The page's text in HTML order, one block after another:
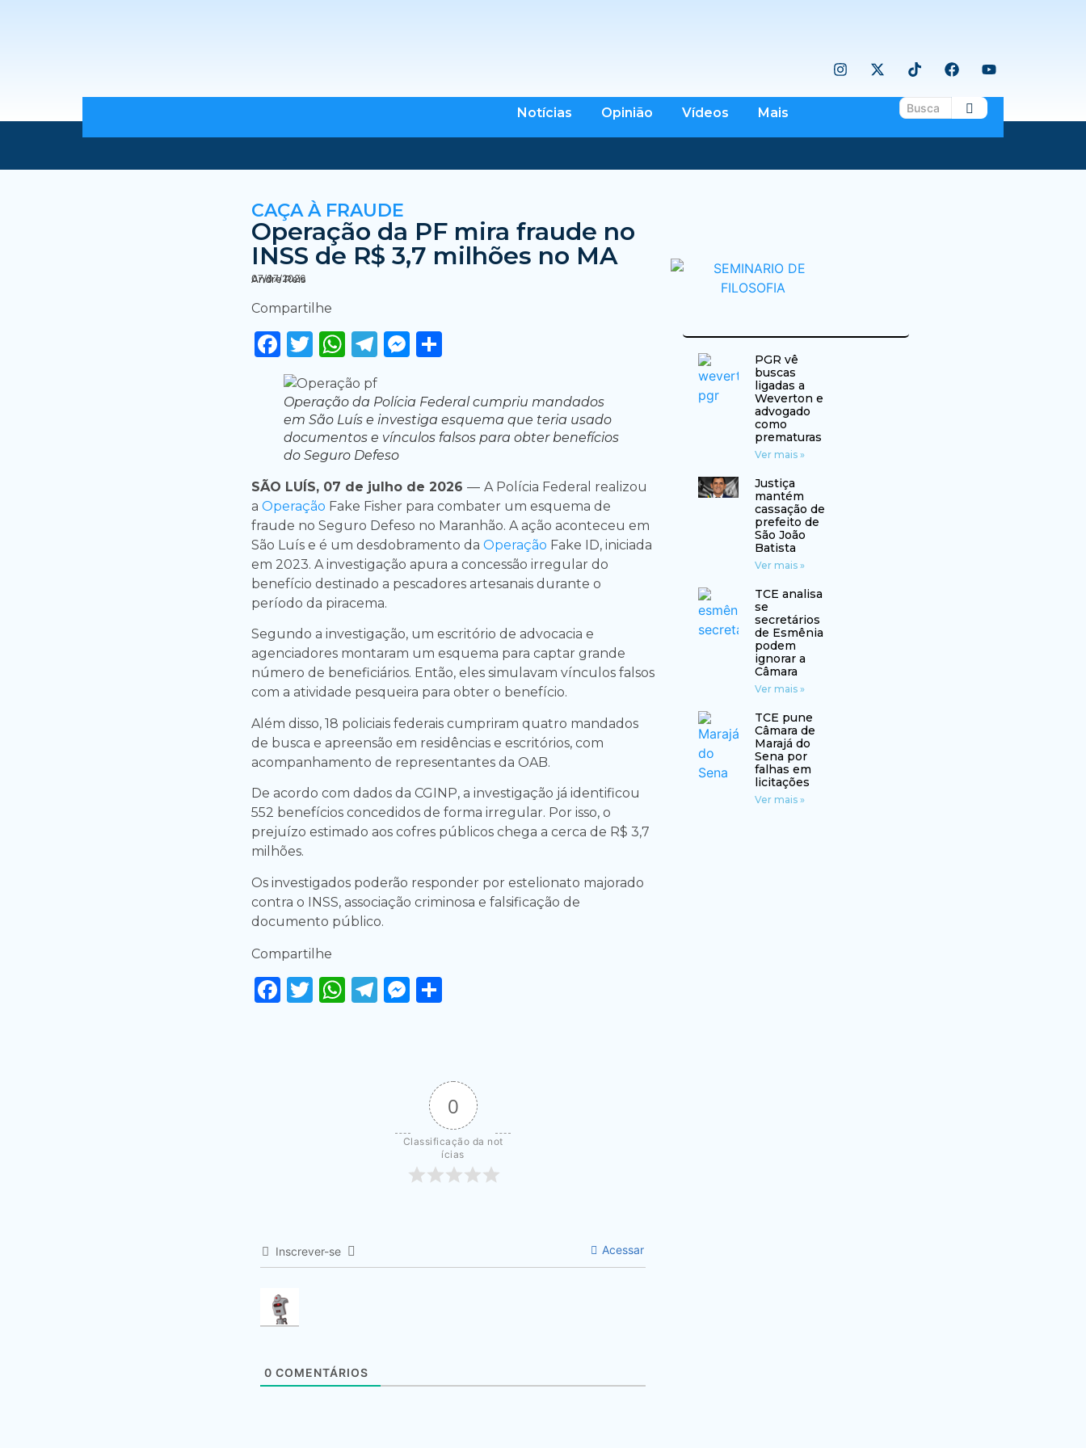
Notícias Opinião Vídeos Mais
CAÇA À FRAUDE
Operação da PF mira fraude no
INSS de R$ 3,7 milhões no MA
Andre Reis
07/07/2026
Compartilhe
Facebook
Twitter
WhatsApp
Telegram
Messenger
Operação da Polícia Federal cumpriu mandados
em São Luís e investiga esquema que teria usado
documentos e vínculos falsos para obter benefícios
do Seguro Defeso
SÃO LUÍS, 07 de julho de 2026 — A Polícia Federal realizou
a Operação Fake Fisher para combater um esquema de
fraude no Seguro Defeso no Maranhão. A ação aconteceu em
São Luís e é um desdobramento da Operação Fake ID, iniciada
em 2023. A investigação apura a concessão irregular do
benefício destinado a pescadores artesanais durante o
período da piracema.
Segundo a investigação, um escritório de advocacia e
agenciadores montaram um esquema para captar grande
número de beneficiários. Então, eles simulavam vínculos falsos
com a atividade pesqueira para obter o benefício.
Além disso, 18 policiais federais cumpriram quatro mandados
de busca e apreensão em residências e escritórios, com
acompanhamento de representantes da OAB.
De acordo com dados da CGINP, a investigação já identificou
552 benefícios concedidos de forma irregular. Por isso, o
prejuízo estimado aos cofres públicos chega a cerca de R$ 3,7
milhões.
Os investigados poderão responder por estelionato majorado
contra o INSS, associação criminosa e falsificação de
documento público.
Compartilhe
Facebook
Twitter
WhatsApp
Telegram
Messenger
0
Classificação da not
ícias
Inscrever-se Acessar
0 COMENTÁRIOS
PGR vê
buscas
ligadas a
Weverton e
advogado
como
prematuras
Ver mais »
Justiça
mantém
cassação de
prefeito de
São João
Batista
Ver mais »
TCE analisa
se
secretários
de Esmênia
podem
ignorar a
Câmara
Ver mais »
TCE pune
Câmara de
Marajá do
Sena por
falhas em
licitações
Ver mais »